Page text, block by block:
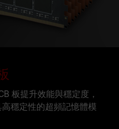
板提升效能與穩定度，
穩定性的超頻記憶體模